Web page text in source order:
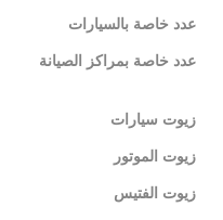
عدد خاصة بالسيارات
عدد خاصة بمراكز الصيانة
زيوت سيارات
زيوت الموتور
زيوت الفتيس